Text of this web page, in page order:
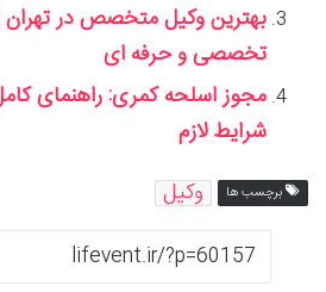
بهترین وکیل متخصص در
تخصصی و حرفه ای
مجوز اسلحه کمری: راهنمای
شرایط لازم
برچسب ها وکیل